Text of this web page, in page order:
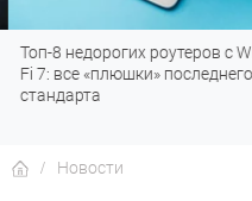
Топ-8 недорогих роутеров с Wi-
Fi 7: все «плюшки» последнего
стандарта
Новости